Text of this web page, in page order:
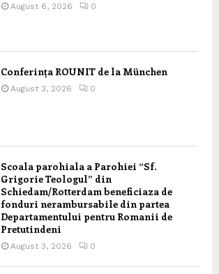
August 6, 2026 0
Conferința ROUNIT de la München
August 3, 2026 0
Scoala parohiala a Parohiei “Sf.
Grigorie Teologul” din
Schiedam/Rotterdam beneficiaza de
fonduri nerambursabile din partea
Departamentului pentru Romanii de
Pretutindeni
August 3, 2026 0